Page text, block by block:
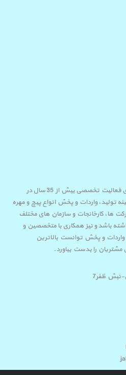
گروه صنعتی جهان پیچ صنعت دارای فعالیت تخصصی بیش از 35 سال در
تولید، واردات و پخش انواع پیچ و مهره
ها، کارخانجات و سازمان های مختلف
باشد و نیز همکاری با متخصصین و
واردات و پخش توانست بالاترین
مشتریان را بدست بیاورد.
نبش ظفر7